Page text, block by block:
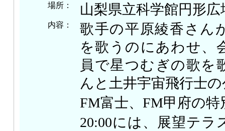
場所： 山梨県立科学館円形
内容：
歌手の平原綾香さん
を歌うのにあわせ、
員で星つむぎの歌を
んと土井宇宙飛行士
FM富士、FM甲府の特
20:00には、展望テ